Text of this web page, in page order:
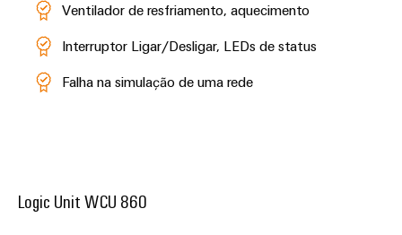
Ventilador de resfriamento, aquecimento
Interruptor Ligar/Desligar, LEDs de status
Falha na simulação de uma rede
Logic Unit WCU 860